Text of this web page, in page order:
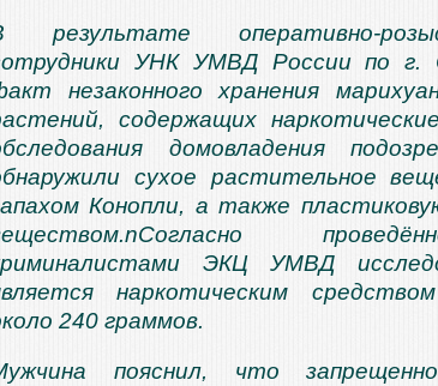
результате оперативно-
УНК УМВД России по г.
незаконного хранения
содержащих
домовладения
сухое растительное
Конопли, а также
ЭКЦ УМВД
наркотическим
240 граммов.
пояснил, что